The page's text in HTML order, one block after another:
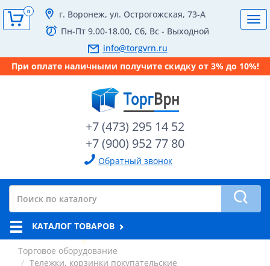
г. Воронеж, ул. Острогожская, 73-А
Пн-Пт 9.00-18.00, Сб, Вс - Выходной
info@torgvrn.ru
При оплате наличными получите скидку от 3% до 10%!
+7 (473) 295 14 52
+7 (900) 952 77 80
Обратный звонок
0
КАТАЛОГ ТОВАРОВ
Торговое оборудование
Тележки, корзинки покупательские